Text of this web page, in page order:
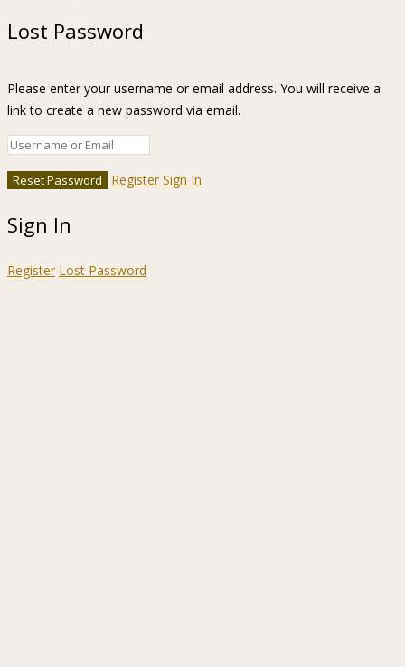
Lost Password
Please enter your username or email address. You will receive a
link to create a new password via email.
Register Sign In
Sign In
Register Lost Password